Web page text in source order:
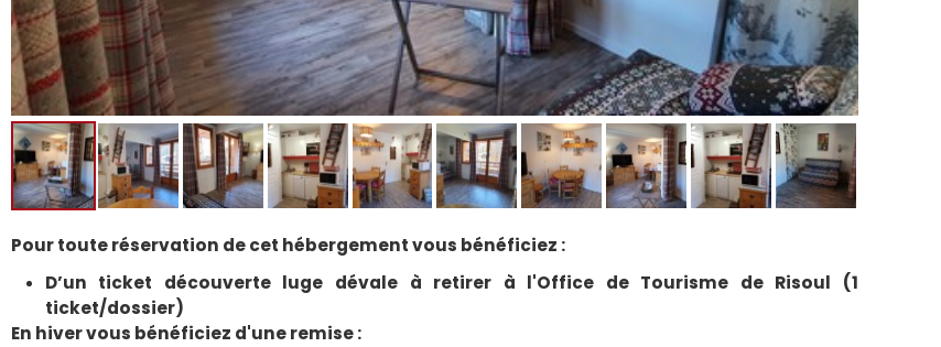
Pour toute réservation de cet hébergement vous bénéficiez :
D’un ticket découverte luge dévale à retirer à l'Office de Tourisme de Risoul (1
ticket/dossier)
En hiver vous bénéficiez d'une remise :